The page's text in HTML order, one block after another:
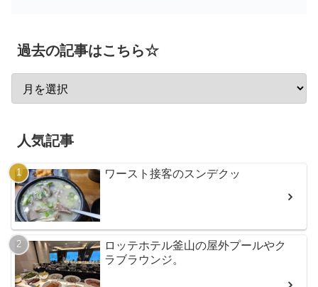
過去の記事はこちら☆
人気記事
ワースト接客のスンデクッ
ロッテホテル釜山の屋外プールやク
ラブラウンジ。